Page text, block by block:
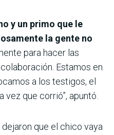
y un primo que le
la gente no
para hacer las
Estamos en
a los testigos, el
que corrió”, apuntó.
que el chico vaya